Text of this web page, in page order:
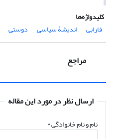
کلیدواژه‌ها
فارابی
اندیشۀ سیاسی دوستی
مراجع
ارسال نظر در مورد این مقاله
نام و نام خانوادگی*